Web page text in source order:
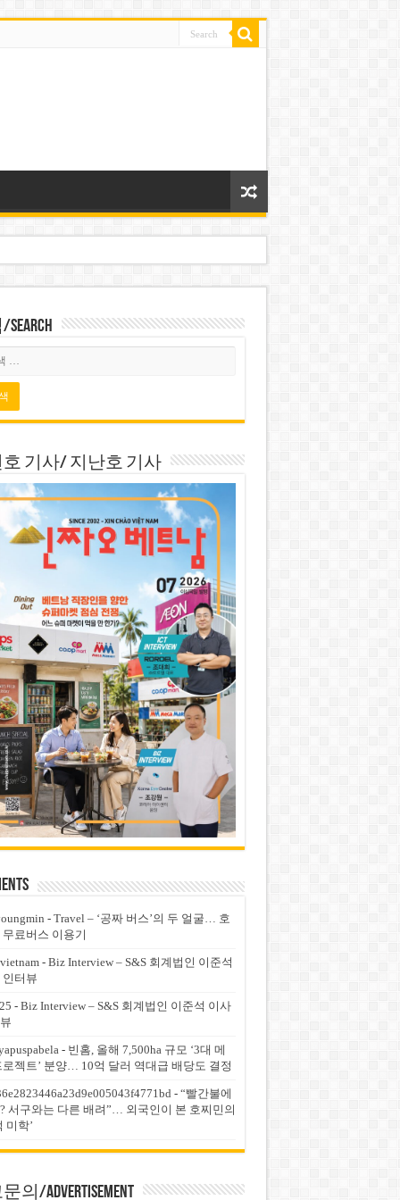
기사/ 지난호 기사
- Travel – ‘공짜 버스’의 두 얼굴… 호
료버스 이용기
- Biz Interview – S&S 회계법인 이준석
터뷰
- Biz Interview – S&S 회계법인 이준석 이사
- 빈홈, 올해 7,500ha 규모 ‘3대 메
로젝트’ 분양… 10억 달러 역대급 배당도 결정
- “빨간불에
서구와는 다른 배려”… 외국인이 본 호찌민의
미학’
의/Advertisement